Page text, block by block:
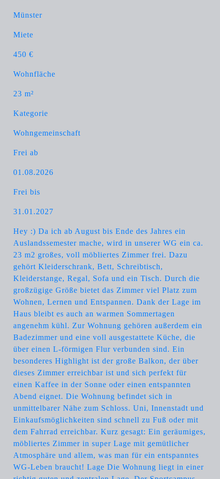
Münster
Miete
450 €
Wohnfläche
23 m²
Kategorie
Wohngemeinschaft
Frei ab
01.08.2026
Frei bis
31.01.2027
Hey :) Da ich ab August bis Ende des Jahres ein
Auslandssemester mache, wird in unserer WG ein ca.
23 m2 großes, voll möbliertes Zimmer frei. Dazu
gehört Kleiderschrank, Bett, Schreibtisch,
Kleiderstange, Regal, Sofa und ein Tisch. Durch die
großzügige Größe bietet das Zimmer viel Platz zum
Wohnen, Lernen und Entspannen. Dank der Lage im
Haus bleibt es auch an warmen Sommertagen
angenehm kühl. Zur Wohnung gehören außerdem ein
Badezimmer und eine voll ausgestattete Küche, die
über einen L-förmigen Flur verbunden sind. Ein
besonderes Highlight ist der große Balkon, der über
dieses Zimmer erreichbar ist und sich perfekt für
einen Kaffee in der Sonne oder einen entspannten
Abend eignet. Die Wohnung befindet sich in
unmittelbarer Nähe zum Schloss. Uni, Innenstadt und
Einkaufsmöglichkeiten sind schnell zu Fuß oder mit
dem Fahrrad erreichbar. Kurz gesagt: Ein geräumiges,
möbliertes Zimmer in super Lage mit gemütlicher
Atmosphäre und allem, was man für ein entspanntes
WG-Leben braucht! Lage Die Wohnung liegt in einer